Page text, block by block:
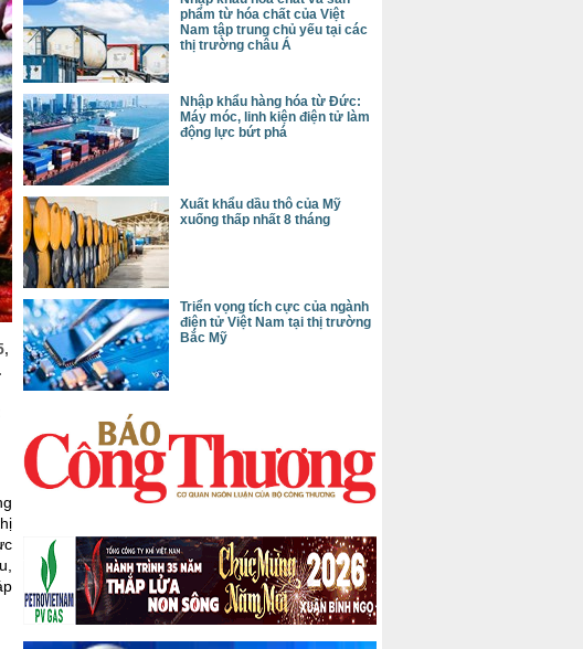
phẩm từ hóa chất của Việt
Nam tập trung chủ yếu tại các
thị trường châu Á
Nhập khẩu hàng hóa từ Đức:
Máy móc, linh kiện điện tử làm
động lực bứt phá
Xuất khẩu dầu thô của Mỹ
xuống thấp nhất 8 tháng
Triển vọng tích cực của ngành
điện tử Việt Nam tại thị trường
Bắc Mỹ